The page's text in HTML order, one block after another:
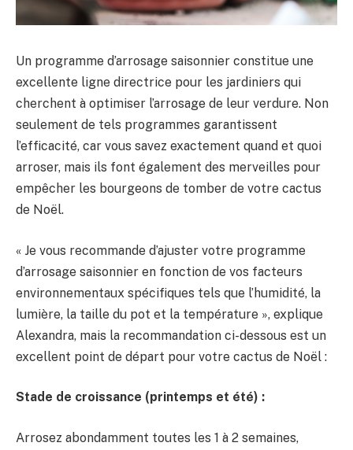
Un programme d’arrosage saisonnier constitue une
excellente ligne directrice pour les jardiniers qui
cherchent à optimiser l’arrosage de leur verdure. Non
seulement de tels programmes garantissent
l’efficacité, car vous savez exactement quand et quoi
arroser, mais ils font également des merveilles pour
empêcher les bourgeons de tomber de votre cactus
de Noël.
« Je vous recommande d’ajuster votre programme
d’arrosage saisonnier en fonction de vos facteurs
environnementaux spécifiques tels que l’humidité, la
lumière, la taille du pot et la température », explique
Alexandra, mais la recommandation ci-dessous est un
excellent point de départ pour votre cactus de Noël :
Stade de croissance (printemps et été) :
Arrosez abondamment toutes les 1 à 2 semaines,